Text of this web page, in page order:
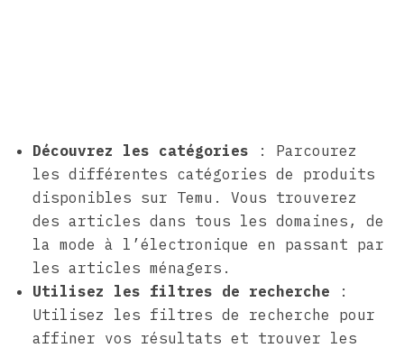
Découvrez les catégories : Parcourez
les différentes catégories de produits
disponibles sur Temu. Vous trouverez
des articles dans tous les domaines, de
la mode à l’électronique en passant par
les articles ménagers.
Utilisez les filtres de recherche :
Utilisez les filtres de recherche pour
affiner vos résultats et trouver les